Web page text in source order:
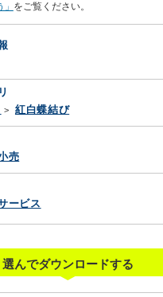
をご覧ください。
紅白蝶結び
売
ービス
選んでダウンロードする